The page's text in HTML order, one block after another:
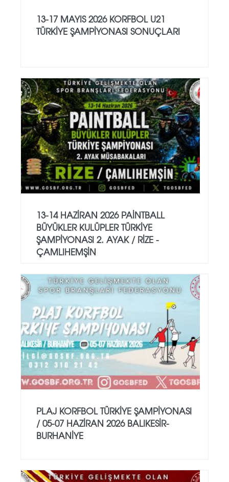
13-17 MAYIS 2026 KORFBOL U21
TÜRKİYE ŞAMPİYONASI SONUÇLARI
13-14 HAZİRAN 2026 PAİNTBALL
BÜYÜKLER KULÜPLER TÜRKİYE
ŞAMPİYONASI 2. AYAK / RİZE -
ÇAMLIHEMŞİN
PLAJ KORFBOL TÜRKİYE ŞAMPİYONASI
/ 05-07 HAZİRAN 2026 BALIKESİR-
BURHANİYE